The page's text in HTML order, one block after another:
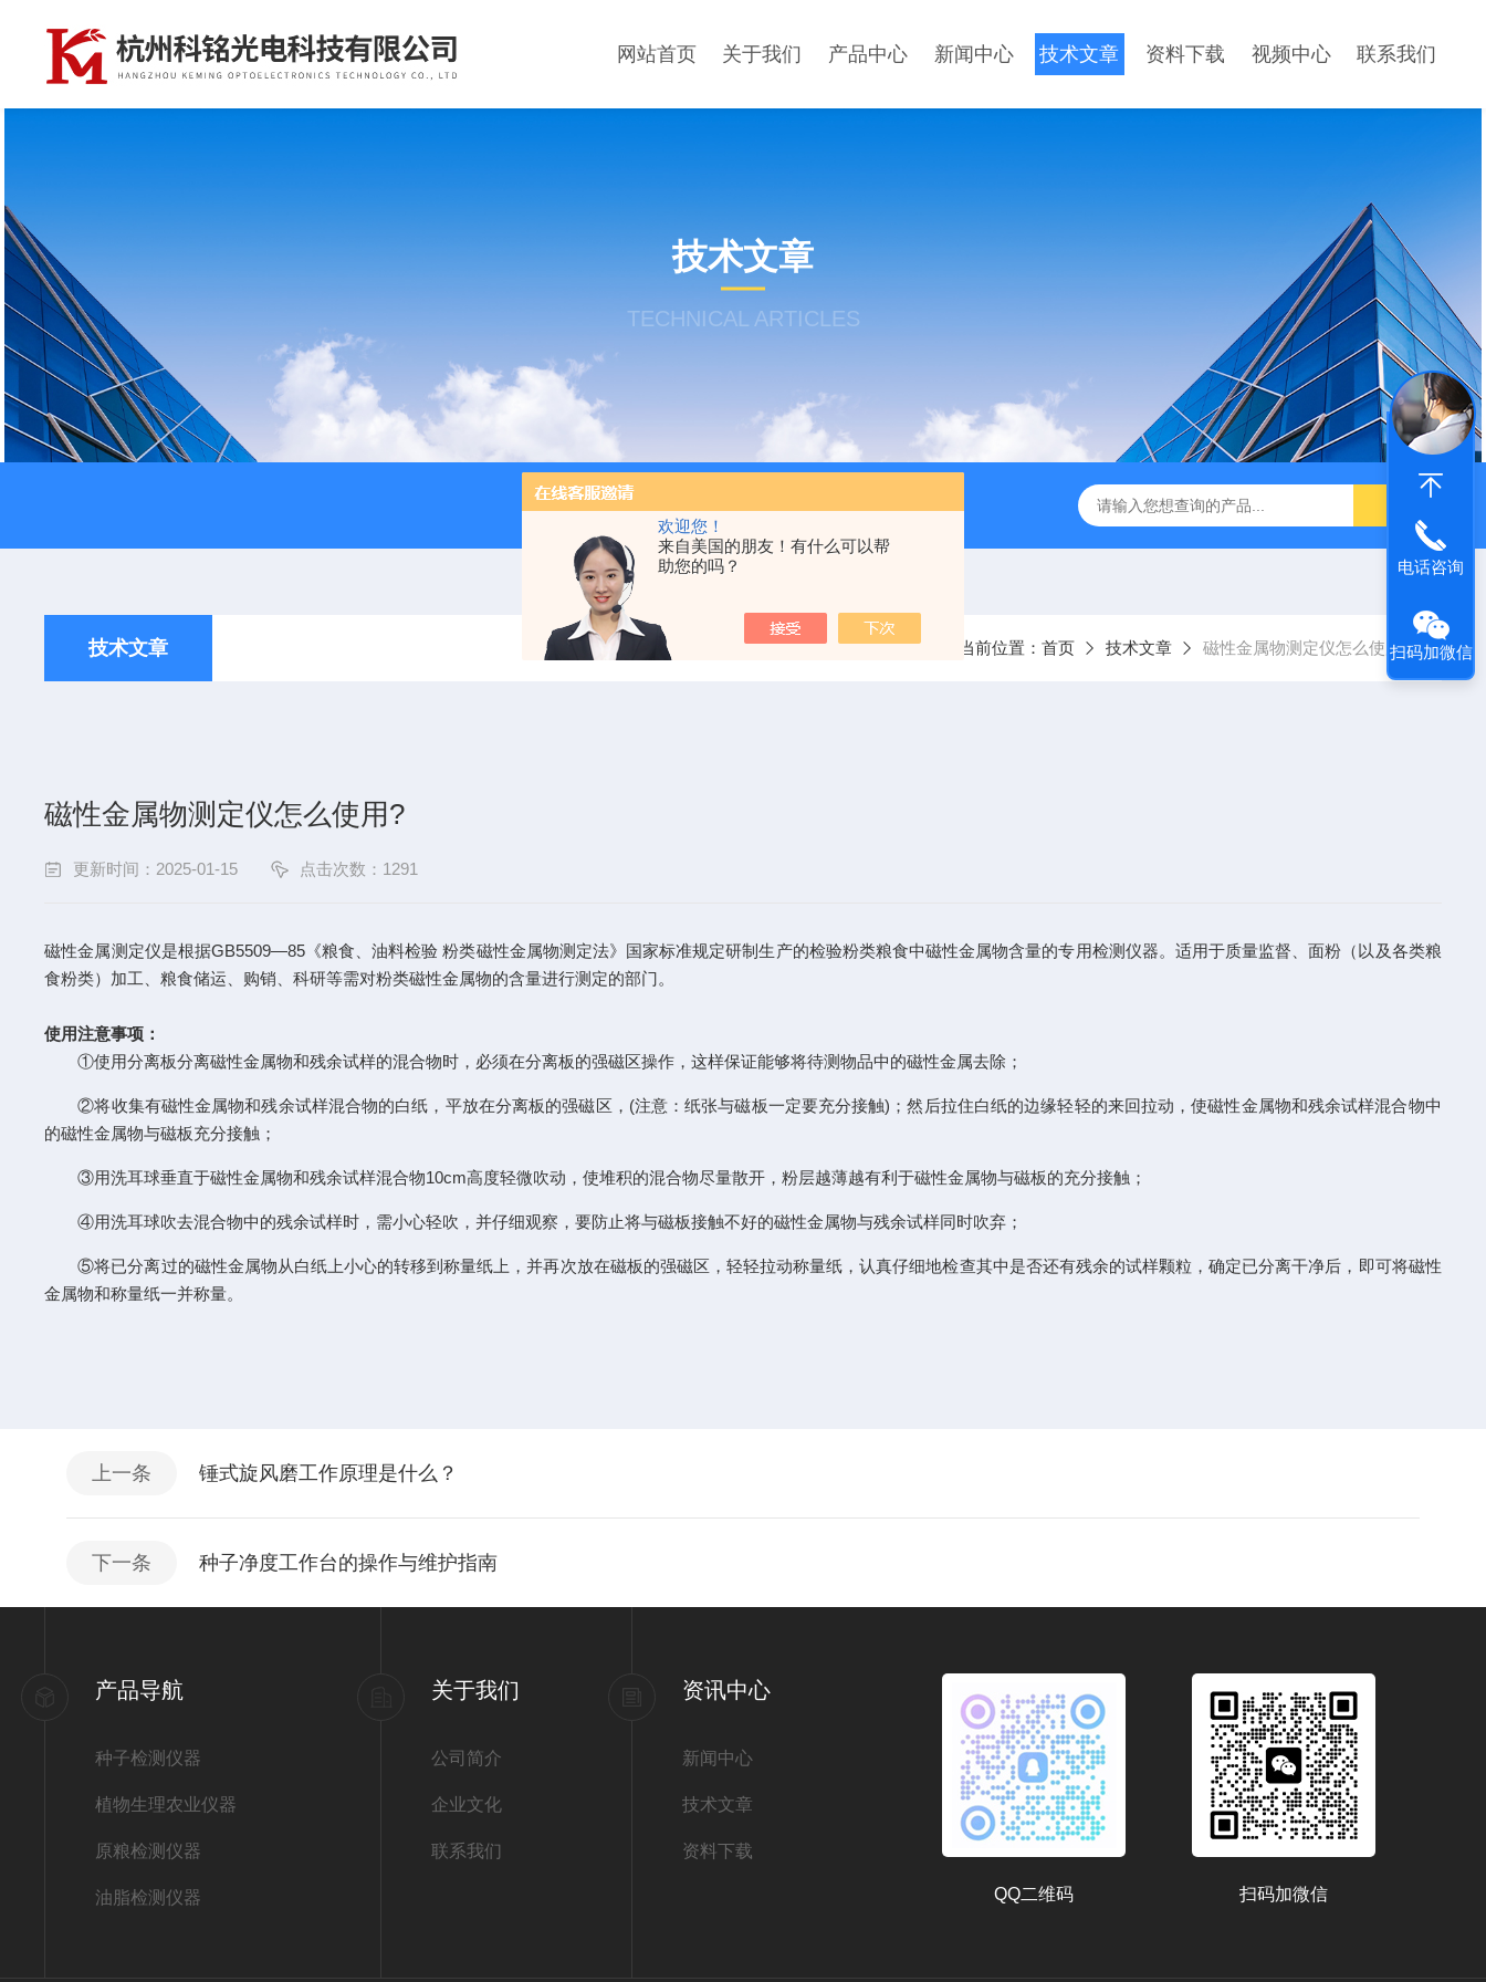
欢迎您！
来自美国的朋友！有什么可以帮
助您的吗？
网站首页 关于我们 产品中心 新闻中心 技术文章 资料下载 视频中心 联系我们
技术文章
TECHNICAL ARTICLES
技术文章 当前位置： 首页 技术文章 磁性金属物测定仪怎么使用?
磁性金属物测定仪怎么使用?
更新时间：2025-01-15 点击次数：1291
磁性金属测定仪是根据GB5509—85《粮食、油料检验 粉类磁性金属物测定法》国家标准规定研制生产的检验粉类粮食中磁性金属物含量的专用检测仪器。适用于质量监督、面粉（以及各类粮
食粉类）加工、粮食储运、购销、科研等需对粉类磁性金属物的含量进行测定的部门。
使用注意事项：
①使用分离板分离磁性金属物和残余试样的混合物时，必须在分离板的强磁区操作，这样保证能够将待测物品中的磁性金属去除；
②将收集有磁性金属物和残余试样混合物的白纸，平放在分离板的强磁区，(注意：纸张与磁板一定要充分接触)；然后拉住白纸的边缘轻轻的来回拉动，使磁性金属物和残余试样混合物中
的磁性金属物与磁板充分接触；
③用洗耳球垂直于磁性金属物和残余试样混合物10cm高度轻微吹动，使堆积的混合物尽量散开，粉层越薄越有利于磁性金属物与磁板的充分接触；
④用洗耳球吹去混合物中的残余试样时，需小心轻吹，并仔细观察，要防止将与磁板接触不好的磁性金属物与残余试样同时吹弃；
⑤将已分离过的磁性金属物从白纸上小心的转移到称量纸上，并再次放在磁板的强磁区，轻轻拉动称量纸，认真仔细地检查其中是否还有残余的试样颗粒，确定已分离干净后，即可将磁性
金属物和称量纸一并称量。
上一条 锤式旋风磨工作原理是什么？
下一条 种子净度工作台的操作与维护指南
产品导航
种子检测仪器
植物生理农业仪器
原粮检测仪器
油脂检测仪器
关于我们
公司简介
企业文化
联系我们
资讯中心
新闻中心
技术文章
资料下载
扫码加微信
QQ二维码
电话咨询
扫码加微信